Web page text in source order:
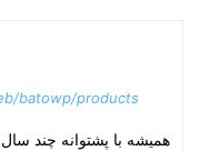
batowp/products
همیشه با پشتوانه چند